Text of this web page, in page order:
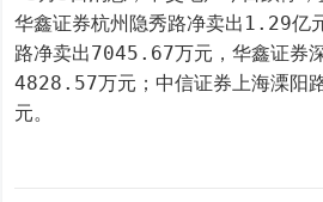
华鑫证券杭州隐秀路净卖出1.29亿
路净卖出7045.67万元，华鑫证券
4828.57万元；中信证券上海溧阳
元。